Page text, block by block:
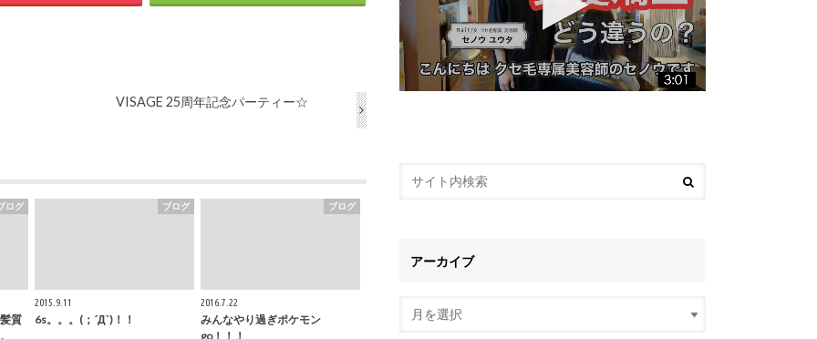
VISAGE 25周年記念パーティー☆
ログ
質
ブログ
2015.9.11
6s。。。(；´Д`)！！
ブログ
2016.7.22
みんなやり過ぎポケモン
go！！！
アーカイブ